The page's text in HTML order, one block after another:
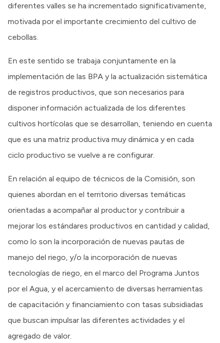
diferentes valles se ha incrementado significativamente,
motivada por el importante crecimiento del cultivo de
cebollas.
En este sentido se trabaja conjuntamente en la
implementación de las BPA y la actualización sistemática
de registros productivos, que son necesarios para
disponer información actualizada de los diferentes
cultivos hortícolas que se desarrollan, teniendo en cuenta
que es una matriz productiva muy dinámica y en cada
ciclo productivo se vuelve a re configurar.
En relación al equipo de técnicos de la Comisión, son
quienes abordan en el territorio diversas temáticas
orientadas a acompañar al productor y contribuir a
mejorar los estándares productivos en cantidad y calidad,
como lo son la incorporación de nuevas pautas de
manejo del riego, y/o la incorporación de nuevas
tecnologías de riego, en el marco del Programa Juntos
por el Agua, y el acercamiento de diversas herramientas
de capacitación y financiamiento con tasas subsidiadas
que buscan impulsar las diferentes actividades y el
agregado de valor.